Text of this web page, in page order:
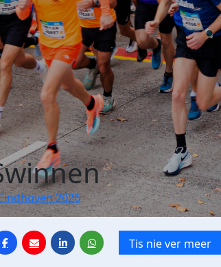
2026
Tis nie ver meer